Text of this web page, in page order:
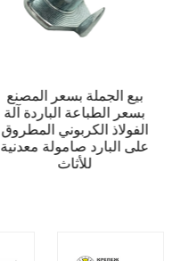
بيع الجملة بسعر المصنع
بسعر الطباعة الباردة آلة
الفولاذ الكربوني المطروق
على البارد صامولة معدنية
للأثاث